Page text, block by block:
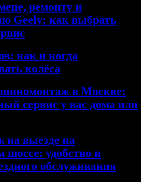
ремонту и
Geely: как выбрать
как и когда
колёса
в Москве:
сервис у вас дома или
выезде на
удобство и
обслуживания